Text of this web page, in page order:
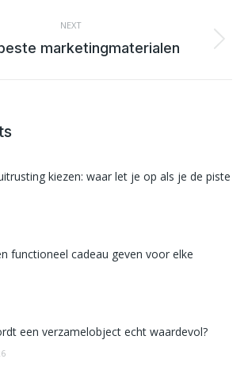
NEXT
Next
marketingmaterialen
kiezen: waar let je op als je de piste
functioneel cadeau geven voor elke
een verzamelobject echt waardevol?